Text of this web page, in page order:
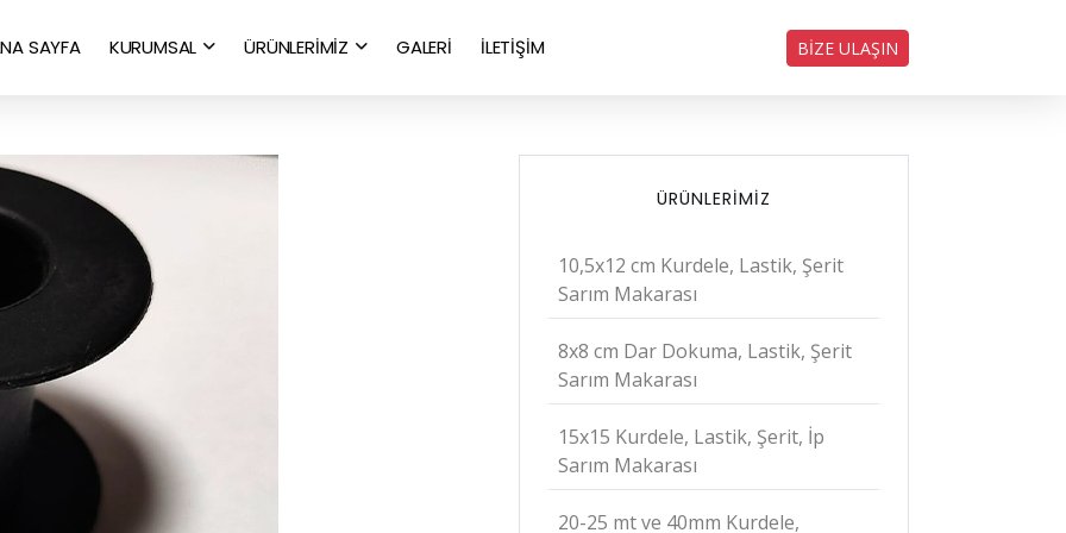
SAYFA KURUMSAL ÜRÜNLERİMİZ GALERİ İLETİŞİM BİZE ULAŞIN
ÜRÜNLERIMIZ
10,5x12 cm Kurdele, Lastik, Şerit
Sarım Makarası
8x8 cm Dar Dokuma, Lastik, Şerit
Sarım Makarası
15x15 Kurdele, Lastik, Şerit, İp
Sarım Makarası
20-25 mt ve 40mm Kurdele,